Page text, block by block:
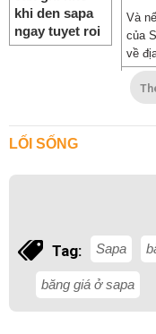
Và
của
về
LỐI SỐNG
Tag: Sapa
băng giá ở sapa